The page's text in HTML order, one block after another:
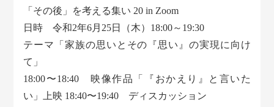
「その後」を考える集い 20 in Zoom
日時 令和2年6月25日（木）18:00～19:30
テーマ「家族の思いとその『思い』の実現に向け
て」
18:00〜18:40 映像作品「『おかえり』と言いた
い」上映 18:40〜19:40 ディスカッション